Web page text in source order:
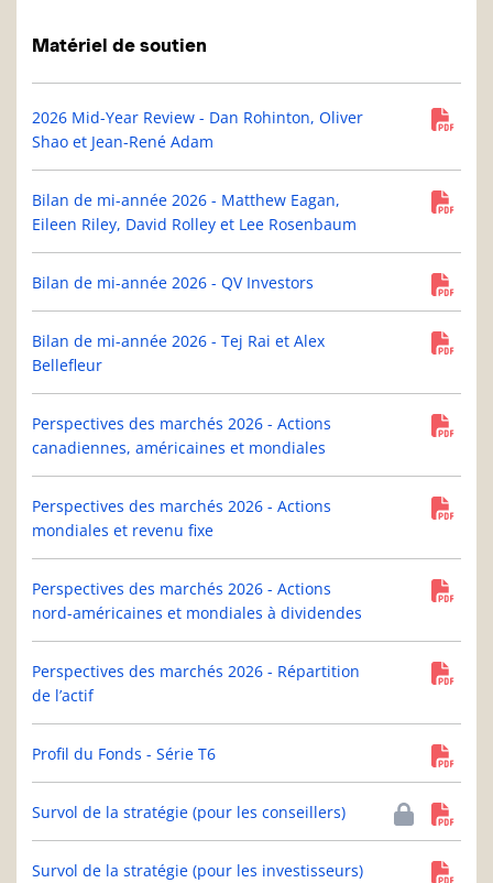
Matériel de soutien
2026 Mid-Year Review - Dan Rohinton, Oliver
Shao et Jean-René Adam
Bilan de mi-année 2026 - Matthew Eagan,
Eileen Riley, David Rolley et Lee Rosenbaum
Bilan de mi-année 2026 - QV Investors
Bilan de mi-année 2026 - Tej Rai et Alex
Bellefleur
Perspectives des marchés 2026 - Actions
canadiennes, américaines et mondiales
Perspectives des marchés 2026 - Actions
mondiales et revenu fixe
Perspectives des marchés 2026 - Actions
nord-américaines et mondiales à dividendes
Perspectives des marchés 2026 - Répartition
de l’actif
Profil du Fonds - Série T6
Survol de la stratégie (pour les conseillers)
Survol de la stratégie (pour les investisseurs)